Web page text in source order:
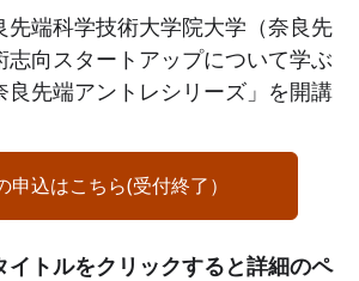
先端科学技術大学院大学（奈良先
志向スタートアップについて学ぶ
良先端アントレシリーズ」を開講
申込はこちら(受付終了）
イトルをクリックすると詳細のペ